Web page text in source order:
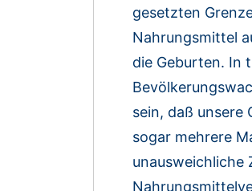
gesetzten
Nahrungsmittel
die Geburten. In
sein, daß unsere
sogar mehrere
unausweichliche